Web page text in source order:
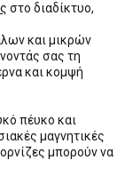
στο διαδίκτυο,
και μικρών
σας τη
και κομψή
πέυκο και
μαγνητικές
μπορούν να